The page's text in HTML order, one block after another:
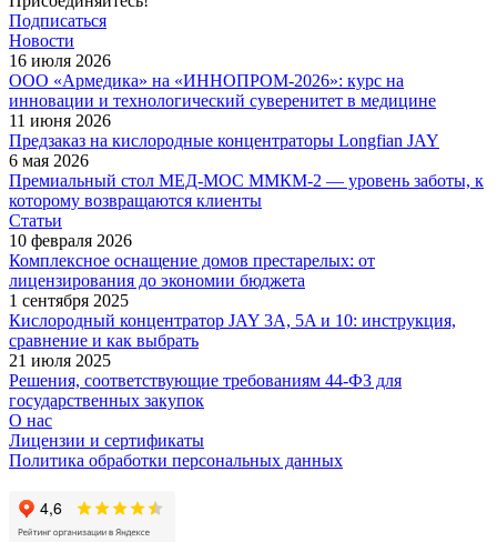
Подписаться
Новости
16 июля 2026
ООО «Армедика» на «ИННОПРОМ-2026»: курс на
инновации и технологический суверенитет в медицине
11 июня 2026
Предзаказ на кислородные концентраторы Longfian JAY
6 мая 2026
Премиальный стол МЕД-МОС ММКМ-2 — уровень заботы, к
которому возвращаются клиенты
Статьи
10 февраля 2026
Комплексное оснащение домов престарелых: от
лицензирования до экономии бюджета
1 сентября 2025
Кислородный концентратор JAY 3A, 5A и 10: инструкция,
сравнение и как выбрать
21 июля 2025
Решения, соответствующие требованиям 44-ФЗ для
государственных закупок
О нас
Лицензии и сертификаты
Политика обработки персональных данных